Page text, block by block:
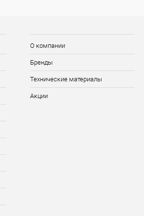
О компании
Бренды
Технические материалы
Акции